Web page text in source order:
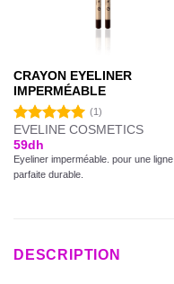
CRAYON EYELINER
IMPERMÉABLE
Note5.00
sur 5
(1)
EVELINE COSMETICS
59dh
Eyeliner imperméable. pour une ligne
parfaite durable.
DESCRIPTION